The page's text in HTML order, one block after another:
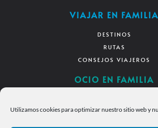
Utilizamos cookies para optimizar nuestro sitio web y
VIAJAR EN FAMILIA
DESTINOS
RUTAS
CONSEJOS VIAJEROS
OCIO EN FAMILIA
RECURSOS